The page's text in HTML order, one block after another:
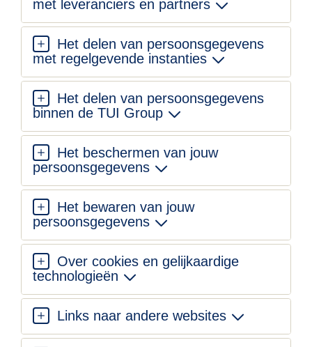
met leveranciers en partners
Het delen van persoonsgegevens
met regelgevende instanties
Het delen van persoonsgegevens
binnen de TUI Group
Het beschermen van jouw
persoonsgegevens
Het bewaren van jouw
persoonsgegevens
Over cookies en gelijkaardige
technologieën
Links naar andere websites